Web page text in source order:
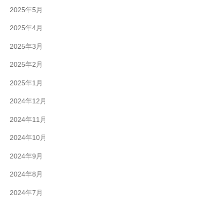
2025年5月
2025年4月
2025年3月
2025年2月
2025年1月
2024年12月
2024年11月
2024年10月
2024年9月
2024年8月
2024年7月